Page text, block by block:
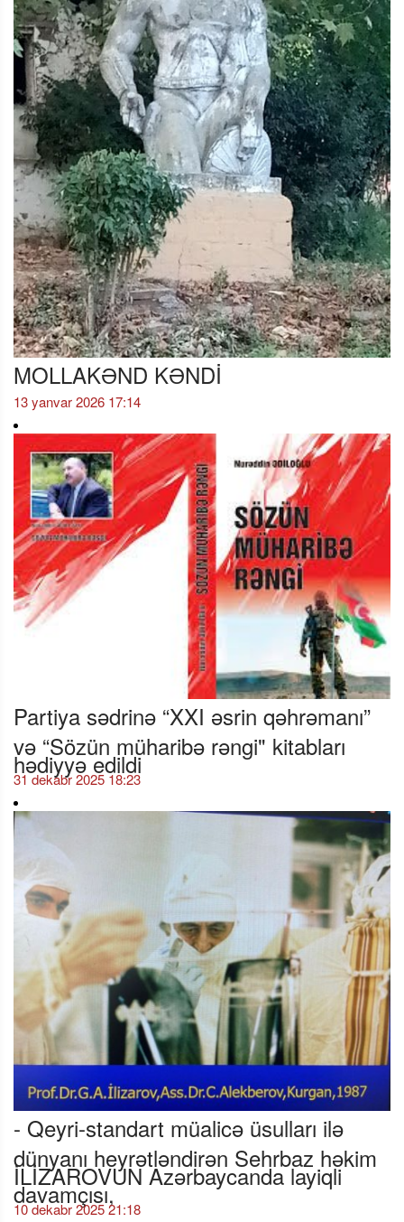
MOLLAKƏND KƏNDİ
13 yanvar 2026 17:14
Partiya sədrinə “XXI əsrin qəhrəmanı”
və “Sözün müharibə rəngi" kitabları
hədiyyə edildi
31 dekabr 2025 18:23
- Qeyri-standart müalicə üsulları ilə
dünyanı heyrətləndirən Sehrbaz həkim
İLİZAROVUN Azərbaycanda layiqli
davamçısı,
10 dekabr 2025 21:18